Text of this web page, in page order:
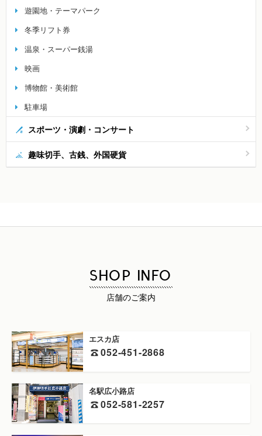
遊園地・テーマパーク
冬季リフト券
温泉・スーパー銭湯
映画
博物館・美術館
駐車場
スポーツ・演劇・コンサート
趣味切手、古銭、外国硬貨
SHOP INFO
店舗のご案内
エスカ店
052-451-2868
名駅広小路店
052-581-2257